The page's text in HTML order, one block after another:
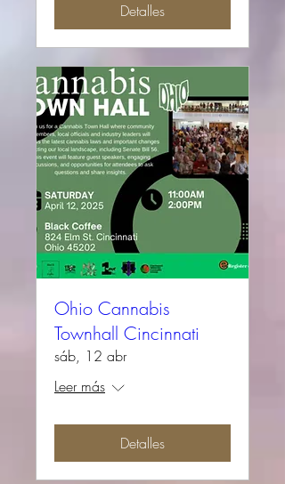
Detalles
Ohio Cannabis
Townhall Cincinnati
sáb, 12 abr
Leer más
Detalles